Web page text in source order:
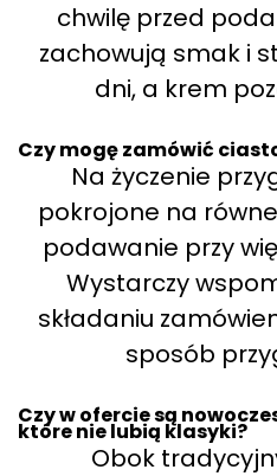
chwilę przed
zachowują smak i
dni, a krem
Czy mogę zamówić
Na życzenie
pokrojone na
podawanie przy
Wystarczy
składaniu
sposób
Czy w ofercie są
które nie lubią klasyki?
Obok